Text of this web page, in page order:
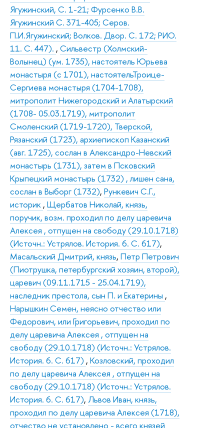
Ягужинский, С. 1-21; Фурсенко В.В.
Ягужинский С. 371-405; Серов.
П.И.Ягужинский; Волков. Двор. С. 172; РИО.
11. С. 447). , Сильвестр (Холмский-
Волынец) (ум. 1735), настоятель Юрьева
монастыря (с 1701), настоятельТроице-
Сергиева монастыря (1704-1708),
митрополит Нижегородский и Алатырский
(1708- 05.03.1719), митрополит
Смоленский (1719-1720), Тверской,
Рязанский (1723), архиепископ Казанский
(авг. 1725), сослан в Александро-Невский
монастырь (1731), затем в Псковский
Крыпецкий монастырь (1732) , лишен сана,
сослан в Выборг (1732), Рункевич С.Г.,
историк , Щербатов Николай, князь,
поручик, возм. проходил по делу царевича
Алексея , отпущен на свободу (29.10.1718)
(Источн.: Устрялов. История. 6. С. 617),
Масальский Дмитрий, князь, Петр Петрович
(Пиотрушка, петербургский хозяин, второй),
царевич (09.11.1715 - 25.04.1719),
наследник престола, сын П. и Екатерины ,
Нарышкин Семен, неясно отчество или
Федорович, или Григорьевич, проходил по
делу царевича Алексея , отпущен на
свободу (29.10.1718) (Источн.: Устрялов.
История. 6. С. 617) , Козловский, проходил
по делу царевича Алексея , отпущен на
свободу (29.10.1718) (Источн.: Устрялов.
История. 6. С. 617), Львов Иван, князь,
проходил по делу царевича Алексея (1718),
отчество не установлено - всего князей